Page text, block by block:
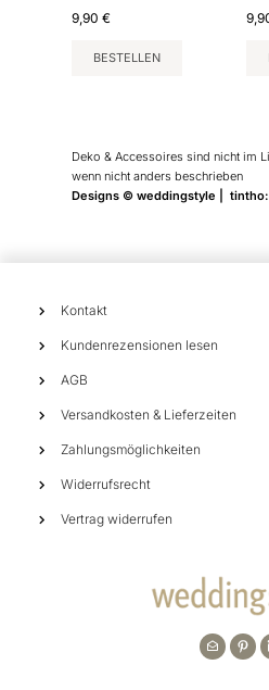
9,90 €
BESTELLEN
Deko & Accessoires sind nicht im
wenn nicht anders beschrieben
Designs © weddingstyle |
Kontakt
Kundenrezensionen lesen
AGB
Versandkosten & Lieferzeiten
Zahlungsmöglichkeiten
Widerrufsrecht
Vertrag widerrufen